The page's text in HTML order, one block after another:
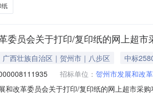
纸
委员会关于打印/复印纸的网上超市
广西壮族自治区｜贺州市｜八步区
中标
招标单位： 贺州市发展和改
和改革委员会关于打印/复印纸的网上超市采